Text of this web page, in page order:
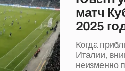
матч
2025
Когда
Италии,
неизменно